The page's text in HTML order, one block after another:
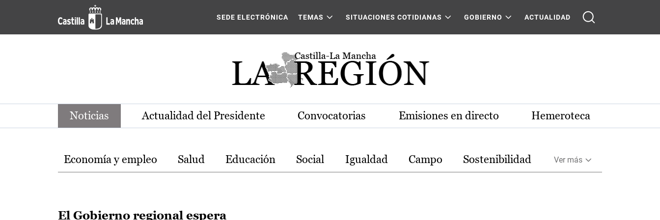
Pasar al contenido principal
Noticias de la región de Castilla-La Mancha
SEDE ELECTRÓNICA TEMAS SITUACIONES COTIDIANAS GOBIERNO ACTUALIDAD
Noticias Actualidad del Presidente Convocatorias Emisiones en directo Hemeroteca
Temas
Economía y empleo Salud Educación Social Igualdad Campo Sostenibilidad Ver más
El Gobierno regional espera